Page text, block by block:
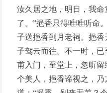
汝久居之地，明日，我
了。”挹香只得唯唯听命
子送挹香到月老祠。挹
子驾云而往。不一时，已
甫入门，至堂上，忽听留
个美人，挹香谛视之，